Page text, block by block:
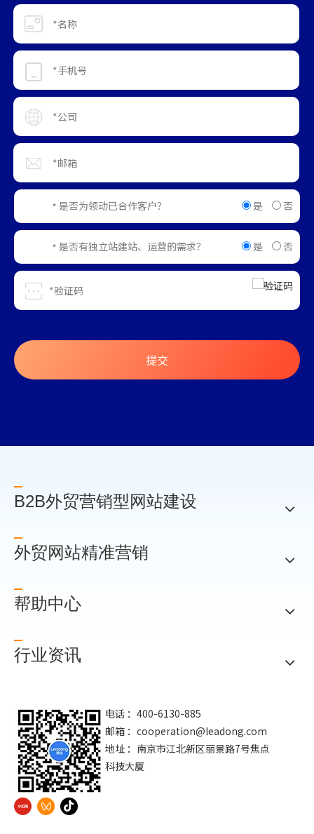
* 是否为领动已合作客户？ 是 否
* 是否有独立站建站、运营的需求？ 是 否
提交
B2B外贸营销型网站建设
外贸网站精准营销
帮助中心
行业资讯
电话 ：400-6130-885
邮箱 ： cooperation@leadong.com
地址 ：南京市江北新区丽景路7号焦点
科技大厦